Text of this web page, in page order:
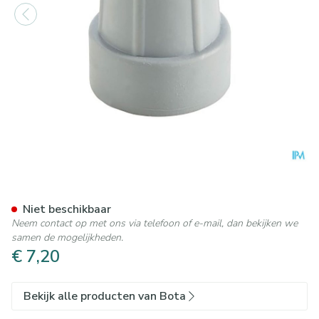
€ 7,20
Niet beschikbaar
Neem contact op met ons via telefoon of e-mail, dan bekijken we
samen de mogelijkheden.
Bekijk alle producten van Bota